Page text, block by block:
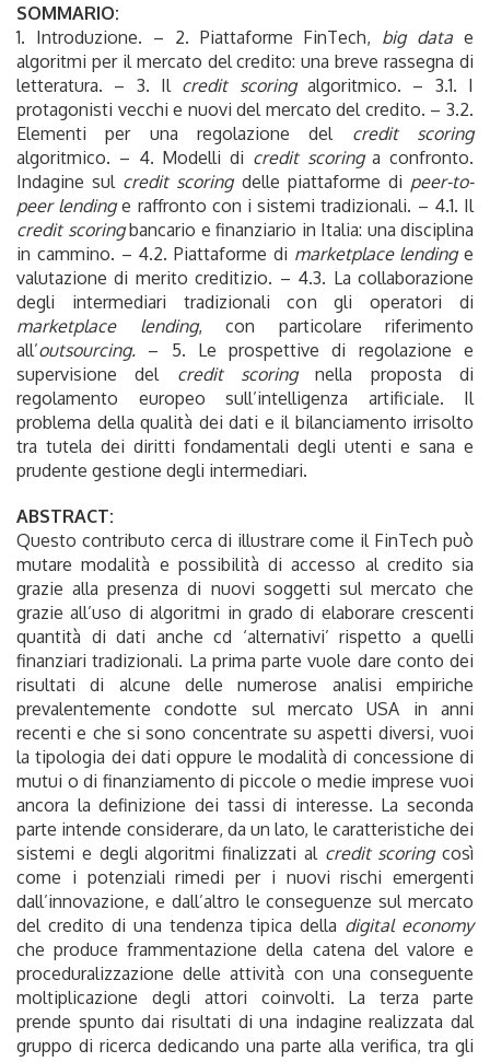
SOMMARIO:
1. Introduzione. – 2. Piattaforme FinTech, big data e
algoritmi per il mercato del credito: una breve rassegna di
letteratura. – 3. Il credit scoringalgoritmico. – 3.1. I
protagonisti vecchi e nuovi del mercato del credito. – 3.2.
Elementi per una regolazione del credit scoring
algoritmico. – 4. Modelli di credit scoringa confronto.
Indagine sul credit scoringdelle piattaforme di peer-to-
peer lendinge raffronto con i sistemi tradizionali. – 4.1. Il
credit scoringbancario e finanziario in Italia: una disciplina
in cammino. – 4.2. Piattaforme di marketplace lendinge
valutazione di merito creditizio. – 4.3. La collaborazione
degli intermediari tradizionali con gli operatori di
marketplace lending, con particolare riferimento
all’outsourcing. – 5. Le prospettive di regolazione e
supervisione del credit scoringnella proposta di
regolamento europeo sull’intelligenza artificiale. Il
problema della qualità dei dati e il bilanciamento irrisolto
tra tutela dei diritti fondamentali degli utenti e sana e
prudente gestione degli intermediari.
ABSTRACT:
Questo contributo cerca di illustrare come il FinTech può
mutare modalità e possibilità di accesso al credito sia
grazie alla presenza di nuovi soggetti sul mercato che
grazie all’uso di algoritmi in grado di elaborare crescenti
quantità di dati anche cd ‘alternativi’ rispetto a quelli
finanziari tradizionali. La prima parte vuole dare conto dei
risultati di alcune delle numerose analisi empiriche
prevalentemente condotte sul mercato USA in anni
recenti e che si sono concentrate su aspetti diversi, vuoi
la tipologia dei dati oppure le modalità di concessione di
mutui o di finanziamento di piccole o medie imprese vuoi
ancora la definizione dei tassi di interesse. La seconda
parte intende considerare, da un lato, le caratteristiche dei
sistemi e degli algoritmi finalizzati al credit scoringcosì
come i potenziali rimedi per i nuovi rischi emergenti
dall’innovazione, e dall’altro le conseguenze sul mercato
del credito di una tendenza tipica della digital economy
che produce frammentazione della catena del valore e
proceduralizzazione delle attività con una conseguente
moltiplicazione degli attori coinvolti. La terza parte
prende spunto dai risultati di una indagine realizzata dal
gruppo di ricerca dedicando una parte alla verifica, tra gli